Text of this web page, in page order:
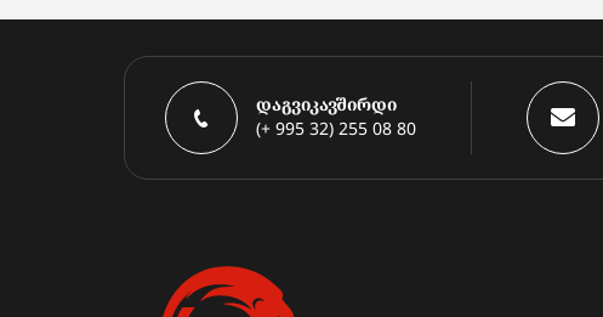
დაგვიკავშირდი
(+ 995 32) 255 08 80